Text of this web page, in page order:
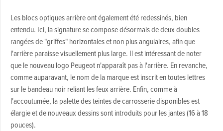
Les blocs optiques arrière ont également été redessinés, bien
entendu. Ici, la signature se compose désormais de deux doubles
rangées de "griffes" horizontales et non plus angulaires, afin que
l'arrière paraisse visuellement plus large. Il est intéressant de noter
que le nouveau logo Peugeot n'apparaît pas à l'arrière. En revanche,
comme auparavant, le nom de la marque est inscrit en toutes lettres
sur le bandeau noir reliant les feux arrière. Enfin, comme à
l'accoutumée, la palette des teintes de carrosserie disponibles est
élargie et de nouveaux dessins sont introduits pour les jantes (16 à 18
pouces).